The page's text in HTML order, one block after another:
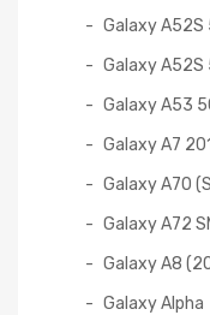
Galaxy A52S
Galaxy A52S
Galaxy A53
Galaxy A7
Galaxy A70
Galaxy A72
Galaxy A8
Galaxy Alpha